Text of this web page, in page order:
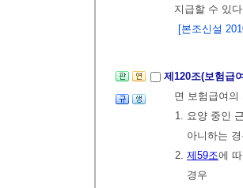
지급할 수 있
[본조신설
제120조(보험급
면 보험급여
1. 요양 중인
아니하는
2. 제59조에
경우